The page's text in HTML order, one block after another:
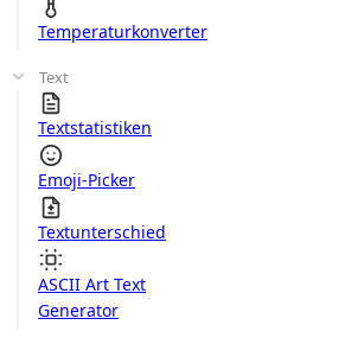
Temperaturkonverter
Text
Textstatistiken
Emoji-Picker
Textunterschied
ASCII Art Text
Generator